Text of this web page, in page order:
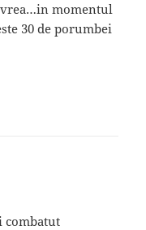
vrea…in momentul
30 de porumbei
combatut